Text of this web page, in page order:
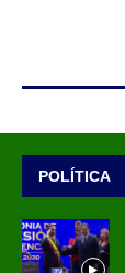
POLÍTICA